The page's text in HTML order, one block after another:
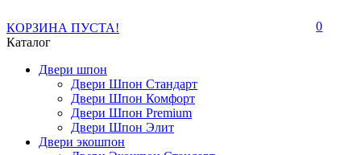
КОРЗИНА ПУСТА!
0
Каталог
Двери шпон
Двери Шпон Стандарт
Двери Шпон Комфорт
Двери Шпон Premium
Двери Шпон Элит
Двери экошпон